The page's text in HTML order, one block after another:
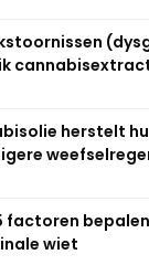
herstelt
factoren
wiet